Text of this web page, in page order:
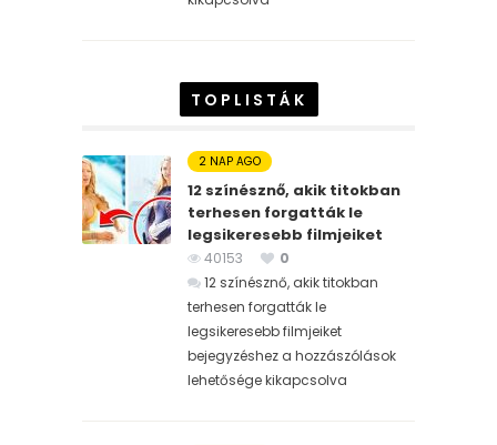
TOPLISTÁK
2 NAP AGO
12 színésznő, akik titokban
terhesen forgatták le
legsikeresebb filmjeiket
40153
0
12 színésznő, akik titokban
terhesen forgatták le
legsikeresebb filmjeiket
bejegyzéshez a hozzászólások
lehetősége kikapcsolva